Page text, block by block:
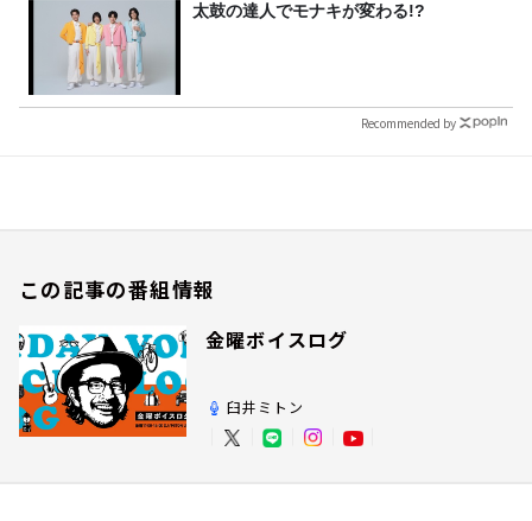
太鼓の達人でモナキが変わる!?
Recommended by
この記事の番組情報
金曜ボイスログ
臼井ミトン